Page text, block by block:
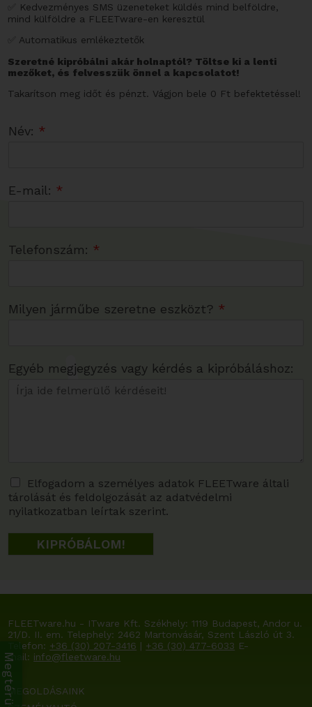
✅ Kedvezményes SMS üzeneteket küldés mind belföldre,
mind külföldre a FLEETware-en keresztül
✅ Automatikus emlékeztetők
Szeretné kipróbálni akár holnaptól? Töltse ki a lenti
mezőket, és felvesszük önnel a kapcsolatot!
Takarítson meg időt és pénzt. Vágjon bele 0 Ft befektetéssel!
Név: *
E-mail: *
Telefonszám: *
Milyen járműbe szeretne eszközt? *
Egyéb megjegyzés vagy kérdés a kipróbáláshoz:
A
d
a
t
e
e
m
*
Elfogadom a személyes adatok FLEETware általi
tárolását és feldolgozását az adatvédelmi
nyilatkozatban leírtak szerint.
KIPRÓBÁLOM!
FLEETware.hu - ITware Kft. Székhely: 1119 Budapest, Andor u.
21/D. II. em. Telephely: 2462 Martonvásár, Szent László út 3.
Telefon: +36 (30) 207-3416 | +36 (30) 477-6033 E-
mail: info@fleetware.hu
MEGOLDÁSAINK